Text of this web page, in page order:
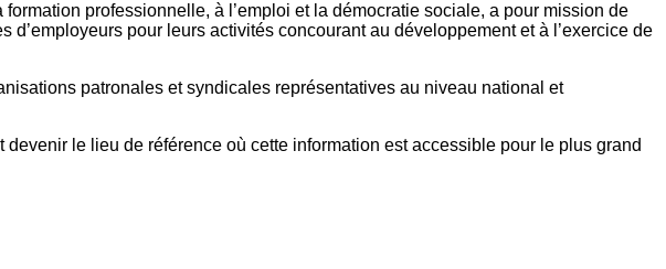
professionnelle, à l’emploi et la démocratie sociale, a pour mission de
pour leurs activités concourant au développement et à l’exercice de
patronales et syndicales représentatives au niveau national et
le lieu de référence où cette information est accessible pour le plus grand